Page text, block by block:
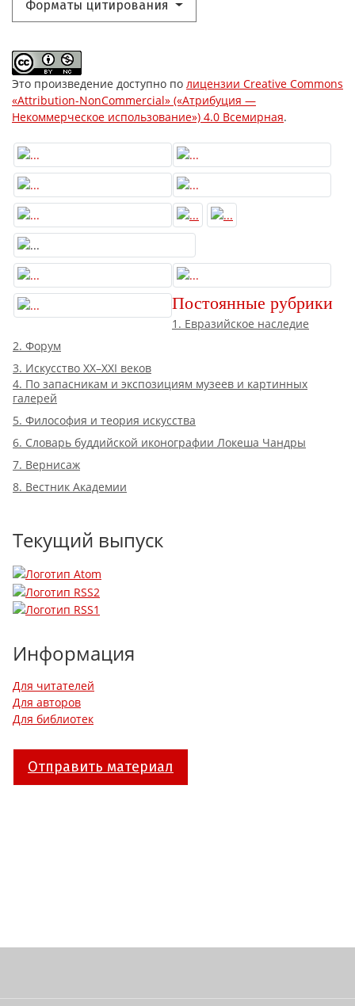
Форматы цитирования
Это произведение доступно по лицензии Creative Commons
«Attribution-NonCommercial» («Атрибуция —
Некоммерческое использование») 4.0 Всемирная.
Постоянные рубрики
1. Евразийское наследие
2. Форум
3. Искусство XX–XXI веков
4. По запасникам и экспозициям музеев и картинных
галерей
5. Философия и теория искусства
6. Словарь буддийской иконографии Локеша Чандры
7. Вернисаж
8. Вестник Академии
Текущий выпуск
Информация
Для читателей
Для авторов
Для библиотек
Отправить материал